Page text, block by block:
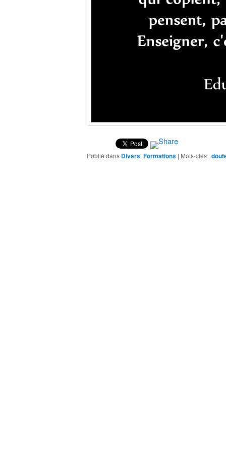
Publié dans Divers, Formations | Mots-clés :